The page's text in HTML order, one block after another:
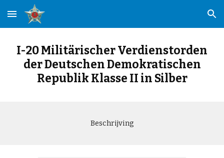
Skip to main content Skip to navigation
I-20 Militärischer Verdienstorden
der Deutschen Demokratischen
Republik Klasse II in Silber
Beschrijving